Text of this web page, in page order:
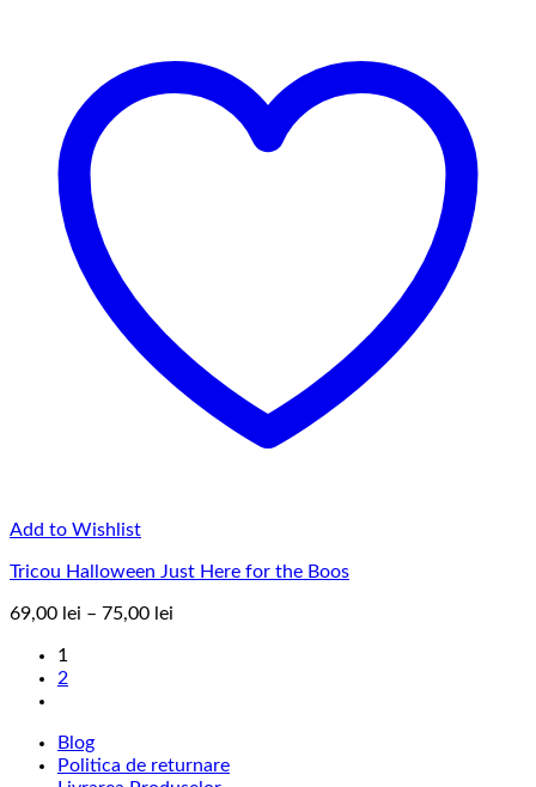
Add to Wishlist
Tricou Halloween Just Here for the Boos
69,00 lei – 75,00 lei
1
2
Blog
Politica de returnare